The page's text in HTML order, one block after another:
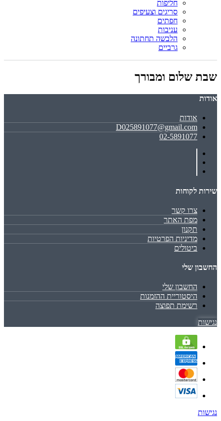
חליפות
סריגים וצעיפים
חפתים
עניבות
הלבשה תחתונה
גרביים
שבת שלום ומבורך
אודות
אודות
D025891077@gmail.com
02-5891077
שירות לקוחות
צרו קשר
מפת האתר
תקנון
מדיניות הפרטיות
ביטולים
החשבון שלי
החשבון שלי
היסטוריית ההזמנות
רשימת תפוצה
נגישות
נגישות